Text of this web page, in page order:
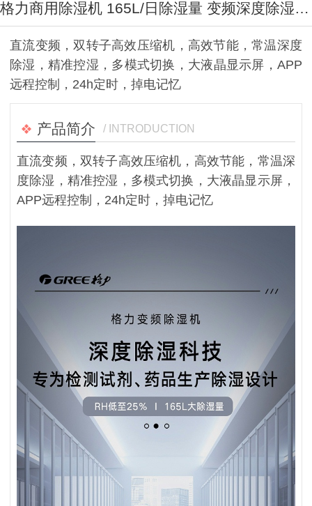
格力商用除湿机 165L/日除湿量 变频深度除湿 满足检测试剂 药品等场所
直流变频，双转子高效压缩机，高效节能，常温深度
除湿，精准控湿，多模式切换，大液晶显示屏，APP
远程控制，24h定时，掉电记忆
产品简介 / INTRODUCTION
直流变频，双转子高效压缩机，高效节能，常温深
度除湿，精准控湿，多模式切换，大液晶显示屏，
APP远程控制，24h定时，掉电记忆